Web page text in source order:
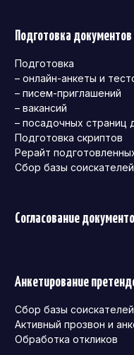
Подготовка
Подготовка
– онлайн-анкеты и
– писем-приглашений
– вакансий
– посадочных страниц
Подготовка скриптов
Рерайт
Сбор базы соискателей
Согласование
Анкетирование
Сбор базы соискателей
Активный прозвон и
Обработка откликов